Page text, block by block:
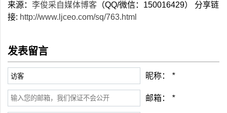
来源： 李俊采自媒体博客 （QQ/微信：150016429） 分享链
接: http://www.ljceo.com/sq/763.html
发表留言
昵称： *
邮箱： *